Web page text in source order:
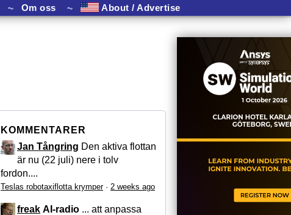
⏦ Om oss ⏦ About / Advertise
KOMMENTARER
Jan Tångring Den aktiva flottan
är nu (22 juli) nere i tolv
fordon....
Teslas robotaxiflotta krymper· 2 weeks ago
freak AI-radio ... att anpassa